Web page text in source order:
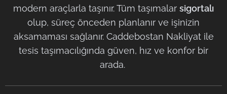
modern araçlarla taşınır. Tüm taşımalar sigortalı
olup, süreç önceden planlanır ve işinizin
aksamaması sağlanır. Caddebostan Nakliyat ile
tesis taşımacılığında güven, hız ve konfor bir
arada.